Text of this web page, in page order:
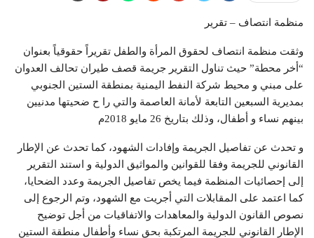
منظمة انتصاف – تقرير
وثقت منظمة انتصاف لحقوق المرأة والطفل تقريراً حقوقياً بعنوان
“أخر محطة” حيث تناول التقرير جريمة قصف طيران تحالف العدوان
على مبني و محيط شركة النفط اليمنية بمنطقة الستين الجنوبي
بمديرية السبعين التابعة لأمانة العاصمة والتي را ح ضحيتها مدنيين
بينهم نساء و أطفال، وذلك بتاريخ 26 مايو 2018م
و تحدث عن تفاصيل الجريمة وإفادات الشهود، كما تحدث عن الإطار
القانوني للجريمة وفقا للقوانين والمواثيق الدولية و استند التقرير
إلى إحصائيات المنظمة فيما يخص تفاصيل الجريمة وعدد الضحايا،
كما اعتمد على المقابلات التي أجريت مع الشهود، وتم الرجوع إلى
نصوص القانون الدولية والمعاهدات والاتفاقيات من أجل توضيح
الإطار القانوني للجريمة المرتكبة بحق نساء وأطفال منطقة الستين